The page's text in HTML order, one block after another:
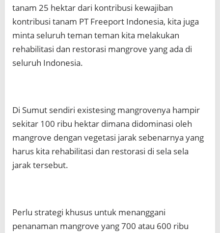
tanam 25 hektar dari kontribusi kewajiban
kontribusi tanam PT Freeport Indonesia, kita juga
minta seluruh teman teman kita melakukan
rehabilitasi dan restorasi mangrove yang ada di
seluruh Indonesia.
Di Sumut sendiri existesing mangrovenya hampir
sekitar 100 ribu hektar dimana didominasi oleh
mangrove dengan vegetasi jarak sebenarnya yang
harus kita rehabilitasi dan restorasi di sela sela
jarak tersebut.
Perlu strategi khusus untuk menanggani
penanaman mangrove yang 700 atau 600 ribu